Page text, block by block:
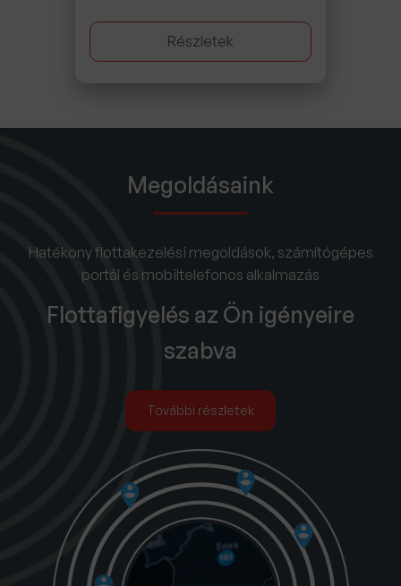
Részletek
Megoldásaink
Hatékony flottakezelési megoldások, számítógépes
portál és mobiltelefonos alkalmazás
Flottafigyelés az Ön igényeire
szabva
További részletek